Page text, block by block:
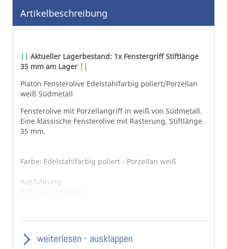
Bildgalerie
springen
Artikelbeschreibung
|| Aktueller Lagerbestand: 1x Fenstergriff Stiftlänge
35 mm am Lager ||
Platon Fensterolive Edelstahlfarbig poliert/Porzellan
weiß Südmetall
Fensterolive mit Porzellangriff in weiß von Südmetall.
Eine klassische Fensterolive mit Rasterung, Stiftlänge
35 mm.
Farbe: Edelstahlfarbig poliert - Porzellan weiß
Ausführung:
Stiftlänge:
weitere Stiftlängen zur Auswahl gegen Aufpreis,
weiterlesen - ausklappen